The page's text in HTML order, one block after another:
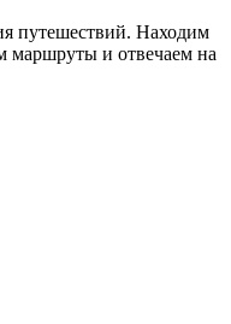
путешествий. Находим
маршруты и отвечаем на